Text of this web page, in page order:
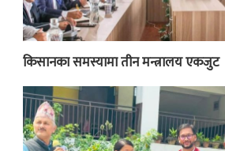
किसानका समस्यामा तीन मन्त्रालय एकजुट